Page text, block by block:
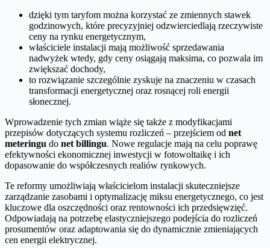
dzięki tym taryfom można korzystać ze zmiennych stawek
godzinowych, które precyzyjniej odzwierciedlają rzeczywiste
ceny na rynku energetycznym,
właściciele instalacji mają możliwość sprzedawania
nadwyżek wtedy, gdy ceny osiągają maksima, co pozwala im
zwiększać dochody,
to rozwiązanie szczególnie zyskuje na znaczeniu w czasach
transformacji energetycznej oraz rosnącej roli energii
słonecznej.
Wprowadzenie tych zmian wiąże się także z modyfikacjami
przepisów dotyczących systemu rozliczeń – przejściem od net
meteringu do net billingu. Nowe regulacje mają na celu poprawę
efektywności ekonomicznej inwestycji w fotowoltaikę i ich
dopasowanie do współczesnych realiów rynkowych.
Te reformy umożliwiają właścicielom instalacji skuteczniejsze
zarządzanie zasobami i optymalizację miksu energetycznego, co jest
kluczowe dla oszczędności oraz rentowności ich przedsięwzięć.
Odpowiadają na potrzebę elastyczniejszego podejścia do rozliczeń
prosumentów oraz adaptowania się do dynamicznie zmieniających
cen energii elektrycznej.